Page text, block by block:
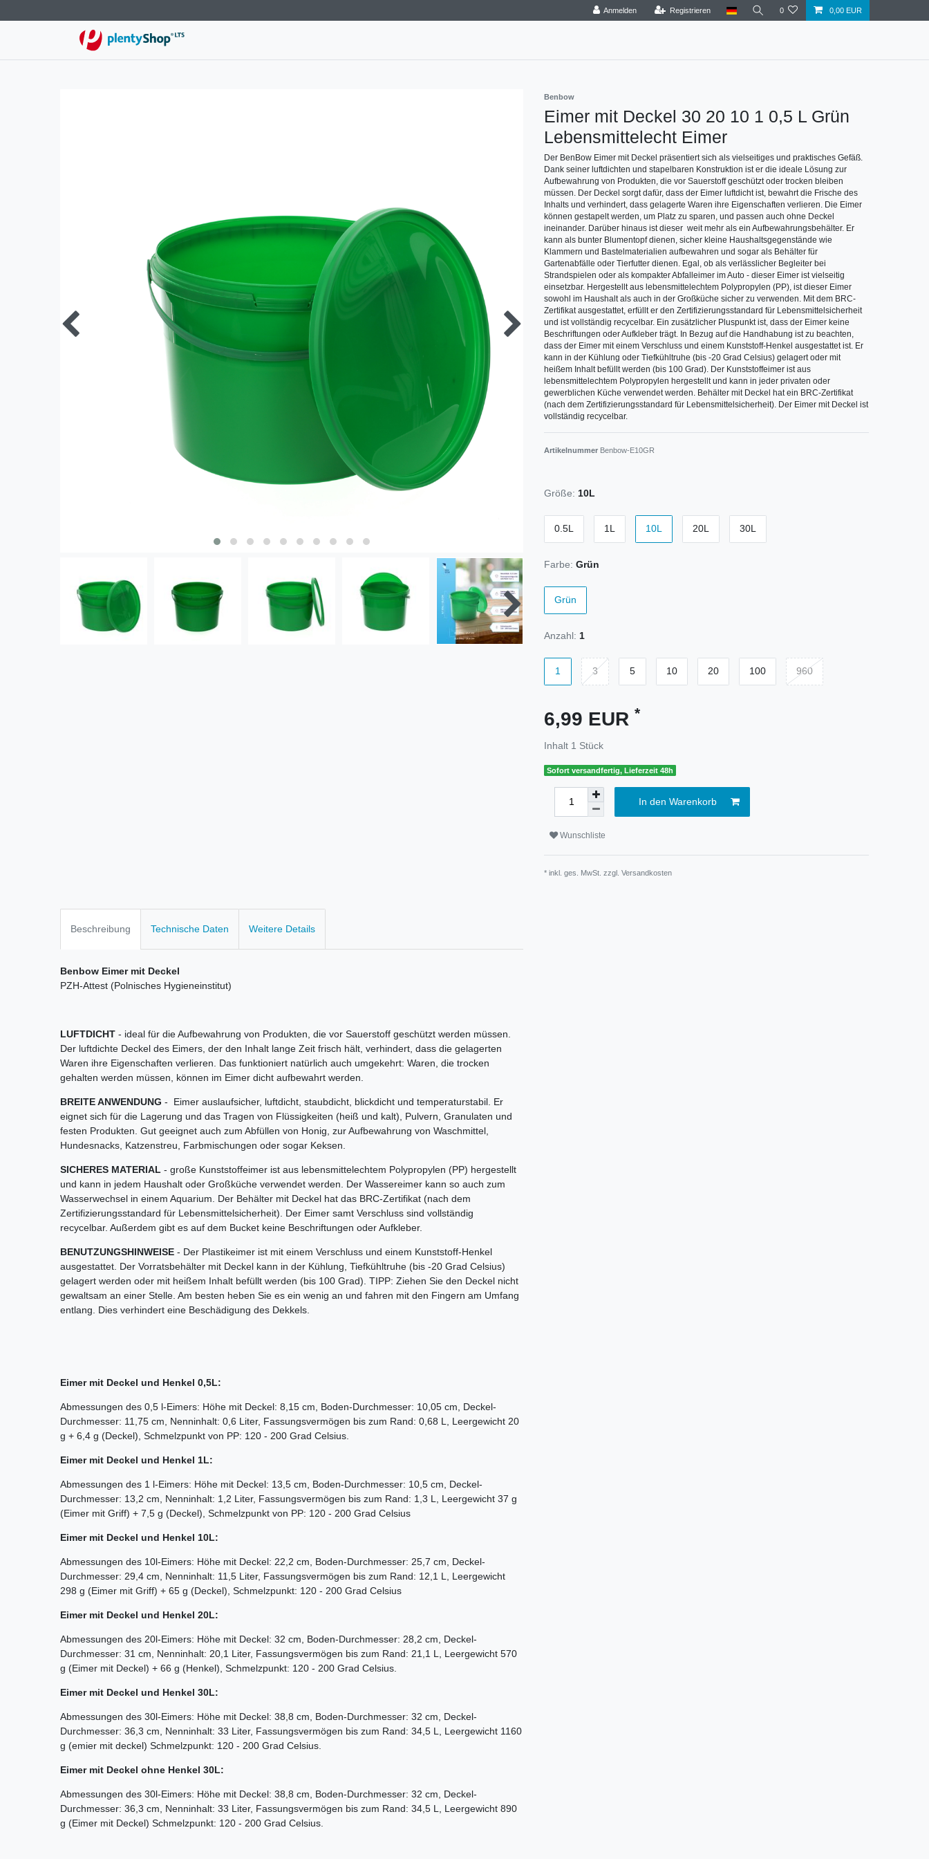
Anmelden Registrieren 0 0,00 EUR
Benbow
Eimer mit Deckel 30 20 10 1 0,5 L Grün
Lebensmittelecht Eimer
Der BenBow Eimer mit Deckel präsentiert sich als vielseitiges und praktisches Gefäß.
Dank seiner luftdichten und stapelbaren Konstruktion ist er die ideale Lösung zur
Aufbewahrung von Produkten, die vor Sauerstoff geschützt oder trocken bleiben
müssen. Der Deckel sorgt dafür, dass der Eimer luftdicht ist, bewahrt die Frische des
Inhalts und verhindert, dass gelagerte Waren ihre Eigenschaften verlieren. Die Eimer
können gestapelt werden, um Platz zu sparen, und passen auch ohne Deckel
ineinander. Darüber hinaus ist dieser weit mehr als ein Aufbewahrungsbehälter. Er
kann als bunter Blumentopf dienen, sicher kleine Haushaltsgegenstände wie
Klammern und Bastelmaterialien aufbewahren und sogar als Behälter für
Gartenabfälle oder Tierfutter dienen. Egal, ob als verlässlicher Begleiter bei
Strandspielen oder als kompakter Abfalleimer im Auto - dieser Eimer ist vielseitig
einsetzbar. Hergestellt aus lebensmittelechtem Polypropylen (PP), ist dieser Eimer
sowohl im Haushalt als auch in der Großküche sicher zu verwenden. Mit dem BRC-
Zertifikat ausgestattet, erfüllt er den Zertifizierungsstandard für Lebensmittelsicherheit
und ist vollständig recycelbar. Ein zusätzlicher Pluspunkt ist, dass der Eimer keine
Beschriftungen oder Aufkleber trägt. In Bezug auf die Handhabung ist zu beachten,
dass der Eimer mit einem Verschluss und einem Kunststoff-Henkel ausgestattet ist. Er
kann in der Kühlung oder Tiefkühltruhe (bis -20 Grad Celsius) gelagert oder mit
heißem Inhalt befüllt werden (bis 100 Grad). Der Kunststoffeimer ist aus
lebensmittelechtem Polypropylen hergestellt und kann in jeder privaten oder
gewerblichen Küche verwendet werden. Behälter mit Deckel hat ein BRC-Zertifikat
(nach dem Zertifizierungsstandard für Lebensmittelsicherheit). Der Eimer mit Deckel ist
vollständig recycelbar.
Artikelnummer Benbow-E10GR
Größe: 10L
0.5L 1L 10L 20L 30L
Farbe: Grün
Grün
Anzahl: 1
1 3 5 10 20 100 960
6,99 EUR *
Inhalt 1 Stück
Sofort versandfertig, Lieferzeit 48h
In den Warenkorb
Wunschliste
* inkl. ges. MwSt. zzgl. Versandkosten
Beschreibung Technische Daten Weitere Details
Benbow Eimer mit Deckel
PZH-Attest (Polnisches Hygieneinstitut)
LUFTDICHT - ideal für die Aufbewahrung von Produkten, die vor Sauerstoff geschützt werden müssen.
Der luftdichte Deckel des Eimers, der den Inhalt lange Zeit frisch hält, verhindert, dass die gelagerten
Waren ihre Eigenschaften verlieren. Das funktioniert natürlich auch umgekehrt: Waren, die trocken
gehalten werden müssen, können im Eimer dicht aufbewahrt werden.
BREITE ANWENDUNG - Eimer auslaufsicher, luftdicht, staubdicht, blickdicht und temperaturstabil. Er
eignet sich für die Lagerung und das Tragen von Flüssigkeiten (heiß und kalt), Pulvern, Granulaten und
festen Produkten. Gut geeignet auch zum Abfüllen von Honig, zur Aufbewahrung von Waschmittel,
Hundesnacks, Katzenstreu, Farbmischungen oder sogar Keksen.
SICHERES MATERIAL - große Kunststoffeimer ist aus lebensmittelechtem Polypropylen (PP) hergestellt
und kann in jedem Haushalt oder Großküche verwendet werden. Der Wassereimer kann so auch zum
Wasserwechsel in einem Aquarium. Der Behälter mit Deckel hat das BRC-Zertifikat (nach dem
Zertifizierungsstandard für Lebensmittelsicherheit). Der Eimer samt Verschluss sind vollständig
recycelbar. Außerdem gibt es auf dem Bucket keine Beschriftungen oder Aufkleber.
BENUTZUNGSHINWEISE - Der Plastikeimer ist mit einem Verschluss und einem Kunststoff-Henkel
ausgestattet. Der Vorratsbehälter mit Deckel kann in der Kühlung, Tiefkühltruhe (bis -20 Grad Celsius)
gelagert werden oder mit heißem Inhalt befüllt werden (bis 100 Grad). TIPP: Ziehen Sie den Deckel nicht
gewaltsam an einer Stelle. Am besten heben Sie es ein wenig an und fahren mit den Fingern am Umfang
entlang. Dies verhindert eine Beschädigung des Dekkels.
Eimer mit Deckel und Henkel 0,5L:
Abmessungen des 0,5 l-Eimers: Höhe mit Deckel: 8,15 cm, Boden-Durchmesser: 10,05 cm, Deckel-
Durchmesser: 11,75 cm, Nenninhalt: 0,6 Liter, Fassungsvermögen bis zum Rand: 0,68 L, Leergewicht 20
g + 6,4 g (Deckel), Schmelzpunkt von PP: 120 - 200 Grad Celsius.
Eimer mit Deckel und Henkel 1L:
Abmessungen des 1 l-Eimers: Höhe mit Deckel: 13,5 cm, Boden-Durchmesser: 10,5 cm, Deckel-
Durchmesser: 13,2 cm, Nenninhalt: 1,2 Liter, Fassungsvermögen bis zum Rand: 1,3 L, Leergewicht 37 g
(Eimer mit Griff) + 7,5 g (Deckel), Schmelzpunkt von PP: 120 - 200 Grad Celsius
Eimer mit Deckel und Henkel 10L:
Abmessungen des 10l-Eimers: Höhe mit Deckel: 22,2 cm, Boden-Durchmesser: 25,7 cm, Deckel-
Durchmesser: 29,4 cm, Nenninhalt: 11,5 Liter, Fassungsvermögen bis zum Rand: 12,1 L, Leergewicht
298 g (Eimer mit Griff) + 65 g (Deckel), Schmelzpunkt: 120 - 200 Grad Celsius
Eimer mit Deckel und Henkel 20L:
Abmessungen des 20l-Eimers: Höhe mit Deckel: 32 cm, Boden-Durchmesser: 28,2 cm, Deckel-
Durchmesser: 31 cm, Nenninhalt: 20,1 Liter, Fassungsvermögen bis zum Rand: 21,1 L, Leergewicht 570
g (Eimer mit Deckel) + 66 g (Henkel), Schmelzpunkt: 120 - 200 Grad Celsius.
Eimer mit Deckel und Henkel 30L:
Abmessungen des 30l-Eimers: Höhe mit Deckel: 38,8 cm, Boden-Durchmesser: 32 cm, Deckel-
Durchmesser: 36,3 cm, Nenninhalt: 33 Liter, Fassungsvermögen bis zum Rand: 34,5 L, Leergewicht 1160
g (emier mit deckel) Schmelzpunkt: 120 - 200 Grad Celsius.
Eimer mit Deckel ohne Henkel 30L:
Abmessungen des 30l-Eimers: Höhe mit Deckel: 38,8 cm, Boden-Durchmesser: 32 cm, Deckel-
Durchmesser: 36,3 cm, Nenninhalt: 33 Liter, Fassungsvermögen bis zum Rand: 34,5 L, Leergewicht 890
g (Eimer mit Deckel) Schmelzpunkt: 120 - 200 Grad Celsius.